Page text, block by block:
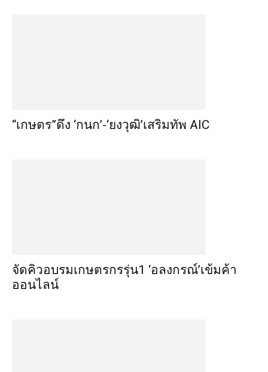
“เกษตร”ดึง ‘กนก’-‘ยงวุฒิ’เสริมทัพ AIC
จัดคิวอบรมเกษตรกรรุ่น1 ‘อลงกรณ์’เข้มค้า
ออนไลน์